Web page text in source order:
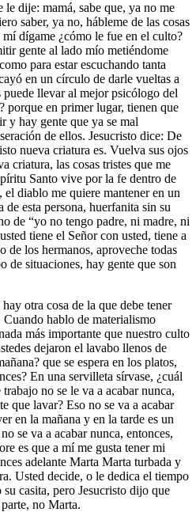
le dije: mamá, sabe que, ya no me
saber, ya no, hábleme de las cosas
dígame ¿cómo le fue en el culto?
gente al lado mío metiéndome
para estar escuchando tanta
en un círculo de darle vueltas a
puede llevar al mejor psicólogo del
porque en primer lugar, tienen que
y hay gente que ya se mal
de ellos. Jesucristo dice: De
nueva criatura es. Vuelva sus ojos
criatura, las cosas tristes que me
Santo vive por la fe dentro de
diablo me quiere mantener en un
de esta persona, huerfanita sin su
de “yo no tengo padre, ni madre, ni
tiene el Señor con usted, tiene a
de los hermanos, aproveche todas
de situaciones, hay gente que son
otra cosa de la que debe tener
hablo de materialismo
más importante que nuestro culto
dejaron el lavabo llenos de
que se espera en los platos,
En una servilleta sírvase, ¿cuál
no se le va a acabar nunca,
que lavar? Eso no se va a acabar
en la mañana y en la tarde es un
se va a acabar nunca, entonces,
es que a mí me gusta tener mi
adelante Marta Marta turbada y
Usted decide, o le dedica el tiempo
casita, pero Jesucristo dijo que
no Marta.